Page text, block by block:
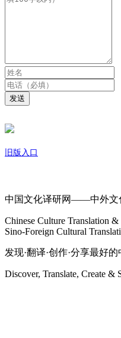
发送
旧版入口
中国文化译研网——中外文
Chinese Culture Translation
Sino-Foreign Cultural
发现·翻译·创作·分享最好
Discover, Translate, Create &